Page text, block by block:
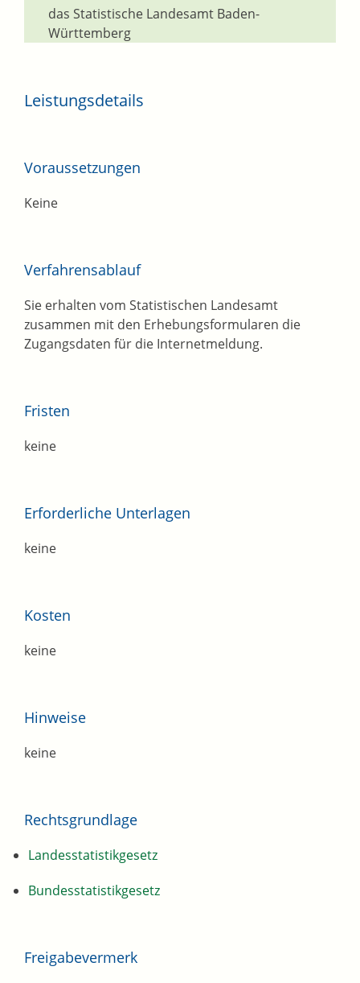
das Statistische Landesamt Baden-
Württemberg
Leistungsdetails
Voraussetzungen
Keine
Verfahrensablauf
Sie erhalten vom Statistischen Landesamt
zusammen mit den Erhebungsformularen die
Zugangsdaten für die Internetmeldung.
Fristen
keine
Erforderliche Unterlagen
keine
Kosten
keine
Hinweise
keine
Rechtsgrundlage
Landesstatistikgesetz
Bundesstatistikgesetz
Freigabevermerk